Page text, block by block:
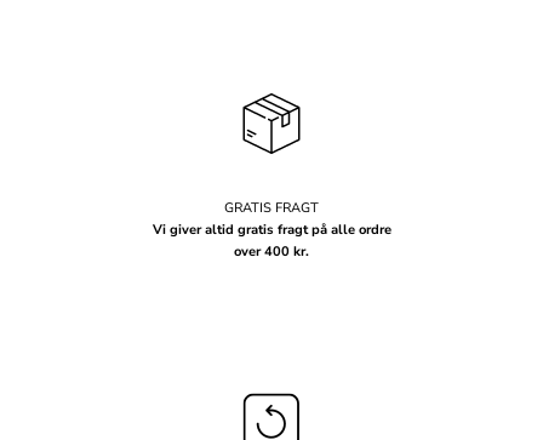
GRATIS FRAGT
Vi giver altid gratis fragt på alle ordre
over 400 kr.